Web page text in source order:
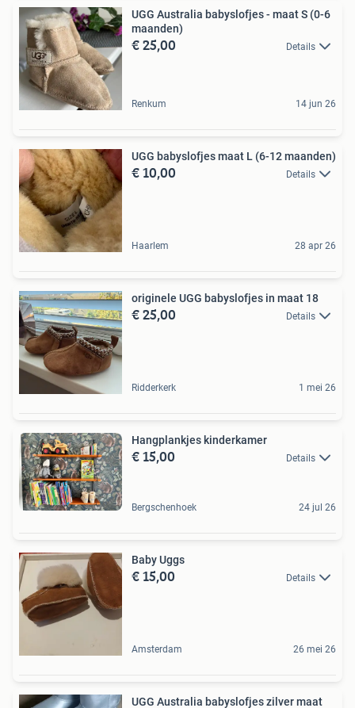
UGG Australia babyslofjes - maat S (0-6
maanden)
€ 25,00 Details
Renkum 14 jun 26
UGG babyslofjes maat L (6-12 maanden)
€ 10,00 Details
Haarlem 28 apr 26
originele UGG babyslofjes in maat 18
€ 25,00 Details
Ridderkerk 1 mei 26
Hangplankjes kinderkamer
€ 15,00 Details
Bergschenhoek 24 jul 26
Baby Uggs
€ 15,00 Details
Amsterdam 26 mei 26
UGG Australia babyslofjes zilver maat